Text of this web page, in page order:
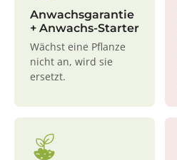
Anwachsgarantie
+ Anwachs-Starter
Wächst eine Pflanze
nicht an, wird sie
ersetzt.